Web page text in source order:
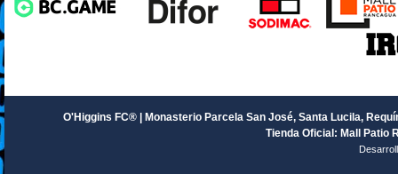
O'Higgins FC® | Monasterio Parcela San José, Santa Lucila,
Tienda Oficial: Mall Patio